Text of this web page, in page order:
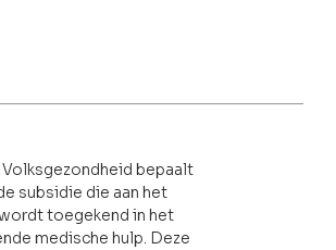
bepaalt
subsidie die aan het
toegekend in het
medische hulp. Deze